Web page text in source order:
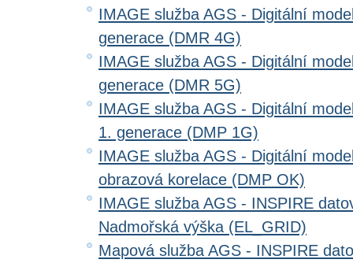
IMAGE služba AGS - Digitální
generace (DMR 4G)
IMAGE služba AGS - Digitální
generace (DMR 5G)
IMAGE služba AGS - Digitální
1. generace (DMP 1G)
IMAGE služba AGS - Digitální
obrazová korelace (DMP OK)
IMAGE služba AGS - INSPIRE
Nadmořská výška (EL_GRID)
Mapová služba AGS - INSPIRE